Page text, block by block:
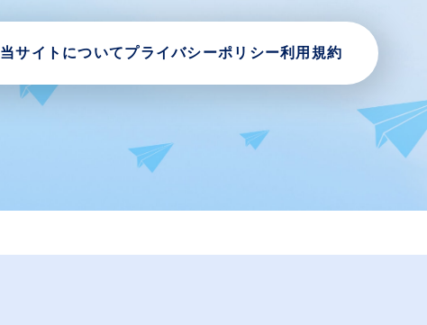
当サイトについてプライバシーポリシー利用規約